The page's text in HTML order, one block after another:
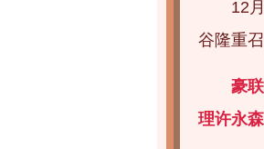
12
谷隆重
豪
理许永